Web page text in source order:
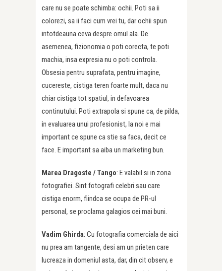
care nu se poate schimba: ochii. Poti sa ii
colorezi, sa ii faci cum vrei tu, dar ochii spun
intotdeauna ceva despre omul ala. De
asemenea, fizionomia o poti corecta, te poti
machia, insa expresia nu o poti controla.
Obsesia pentru suprafata, pentru imagine,
cucereste, cistiga teren foarte mult, daca nu
chiar cistiga tot spatiul, in defavoarea
continutului. Poti extrapola si spune ca, de pilda,
in evaluarea unui profesionist, la noi e mai
important ce spune ca stie sa faca, decit ce
face. E important sa aiba un marketing bun.
Marea Dragoste /Tango: E valabil si in zona
fotografiei. Sint fotografi celebri sau care
cistiga enorm, fiindca se ocupa de PR-ul
personal, se proclama galagios cei mai buni.
Vadim Ghirda: Cu fotografia comerciala de aici
nu prea am tangente, desi am un prieten care
lucreaza in domeniul asta, dar, din cit observ, e